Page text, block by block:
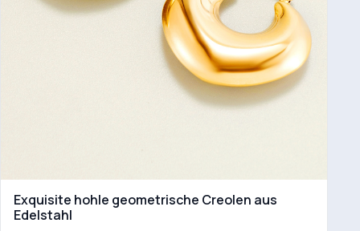
Exquisite hohle geometrische Creolen aus
Edelstahl